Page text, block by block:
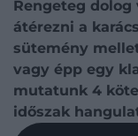
Rengeteg
átérezni a
sütemény
vagy épp egy
mutatunk 4
időszak